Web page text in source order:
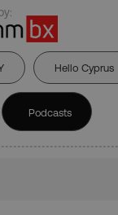
Hello Cyprus
Podcasts